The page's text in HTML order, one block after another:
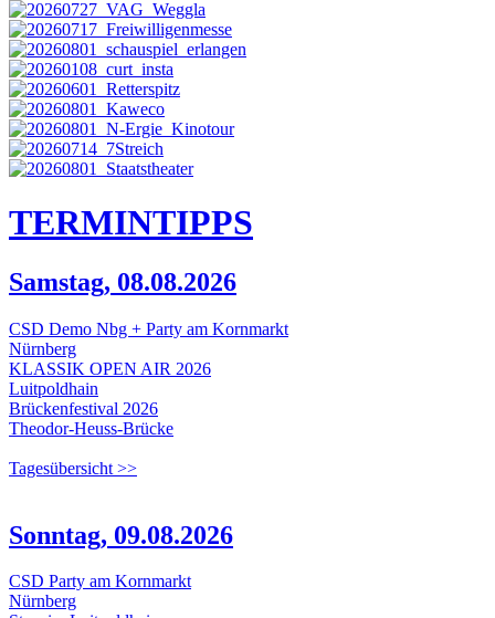
TERMINTIPPS
Samstag, 08.08.2026
CSD Demo Nbg + Party am Kornmarkt
Nürnberg
KLASSIK OPEN AIR 2026
Luitpoldhain
Brückenfestival 2026
Theodor-Heuss-Brücke
Tagesübersicht >>
Sonntag, 09.08.2026
CSD Party am Kornmarkt
Nürnberg